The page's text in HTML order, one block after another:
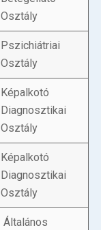
Osztály
Pszichiátriai
Osztály
Képalkotó
Diagnosztikai
Osztály
Képalkotó
Diagnosztikai
Osztály
Általános